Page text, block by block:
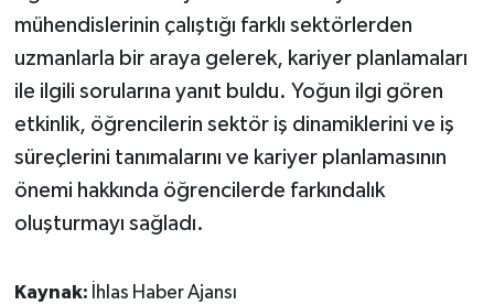
mühendislerinin çalıştığı farklı sektörlerden
uzmanlarla bir araya gelerek, kariyer planlamaları
ile ilgili sorularına yanıt buldu. Yoğun ilgi gören
etkinlik, öğrencilerin sektör iş dinamiklerini ve iş
süreçlerini tanımalarını ve kariyer planlamasının
önemi hakkında öğrencilerde farkındalık
oluşturmayı sağladı.
Kaynak: İhlas Haber Ajansı